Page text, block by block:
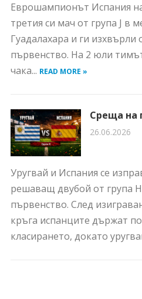
Еврошампионът Испания
третия си мач от група J в
Гуадалахара и ги изхвърли
първенство. На 2 юли
чака... READ MORE »
Среща на
26.06.2026
Уругвай и Испания се
решаващ двубой от група
първенство. След
кръга испанците държат
класирането, докато